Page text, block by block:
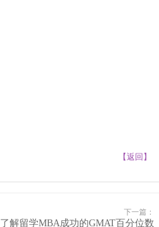
【返回】
下一篇：
了解留学MBA成功的GMAT百分位数